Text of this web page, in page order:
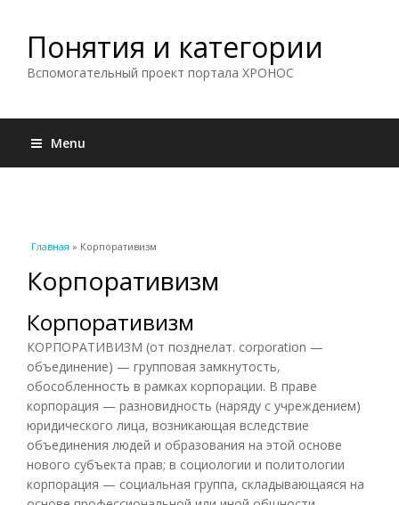
Понятия и категории
Вспомогательный проект портала ХРОНОС
Menu
Вы здесь
Главная » Корпоративизм
Корпоративизм
Корпоративизм
КОРПОРАТИВИЗМ (от позднелат. corporation —
объединение) — групповая замкнутость,
обособленность в рамках корпорации. В праве
корпорация — разновидность (наряду с учреждением)
юридического лица, возникающая вследствие
объединения людей и образования на этой основе
нового субъекта прав; в социологии и политологии
корпорация — социальная группа, складывающаяся на